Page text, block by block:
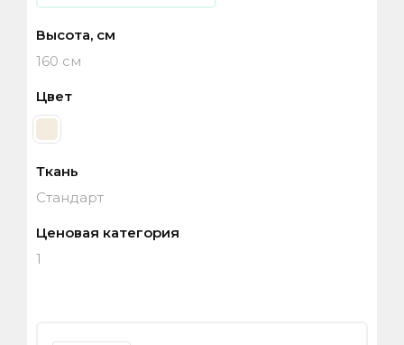
Высота, см
160 см
Цвет
Ткань
Стандарт
Ценовая категория
1